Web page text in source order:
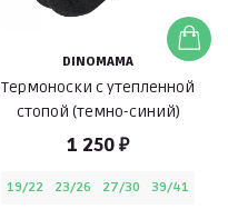
DINOMAMA
Термоноски с утепленной
стопой (темно-синий)
1 250 ₽
19/22 23/26 27/30 39/41